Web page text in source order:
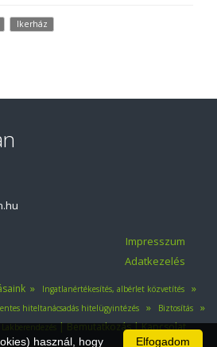
Ikerház
Impresszum
Adatkezelés
» Ingatlanértékesítés, albérlet közvetítés »
hiteltanácsadás hitelügyintézés» Biztosítás»
Lakberendezés |Bemutatkozás|Kapcsolat
Elfogadom
használ, hogy